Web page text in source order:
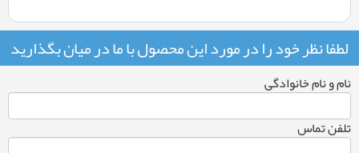
لطفا نظر خود را در مورد این محصول با ما در میان بگذارید
نام و نام خانوادگی
تلفن تماس